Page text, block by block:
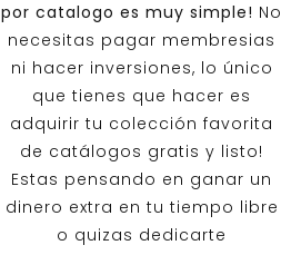
por catalogo es muy simple! No
necesitas pagar membresias
ni hacer inversiones, lo único
que tienes que hacer es
adquirir tu colección favorita
de catálogos gratis y listo!
Estas pensando en ganar un
dinero extra en tu tiempo libre
o quizas dedicarte